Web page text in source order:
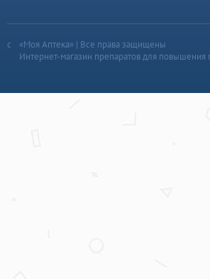
«Моя Аптека» | Все права защищены
Интернет-магазин препаратов для повышения